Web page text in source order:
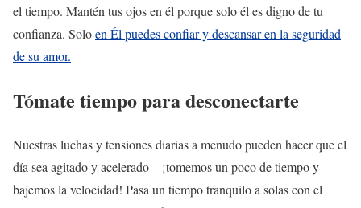
el tiempo. Mantén tus ojos en él porque solo él es digno de tu
confianza. Soloen Él puedes confiar y descansar en la seguridad
de su amor.
Tómate tiempo para desconectarte
Nuestras luchas y tensiones diarias a menudo pueden hacer que el
día sea agitado y acelerado – ¡tomemos un poco de tiempo y
bajemos la velocidad! Pasa un tiempo tranquilo a solas con el